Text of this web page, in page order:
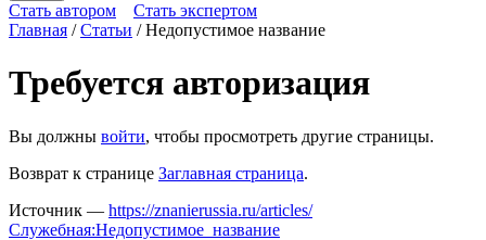
Стать автором Стать экспертом
Главная /Статьи /Недопустимое название
Требуется авторизация
Вы должны войти, чтобы просмотреть другие страницы.
Возврат к странице Заглавная страница.
Источник — https://znanierussia.ru/articles/
Служебная:Недопустимое_название